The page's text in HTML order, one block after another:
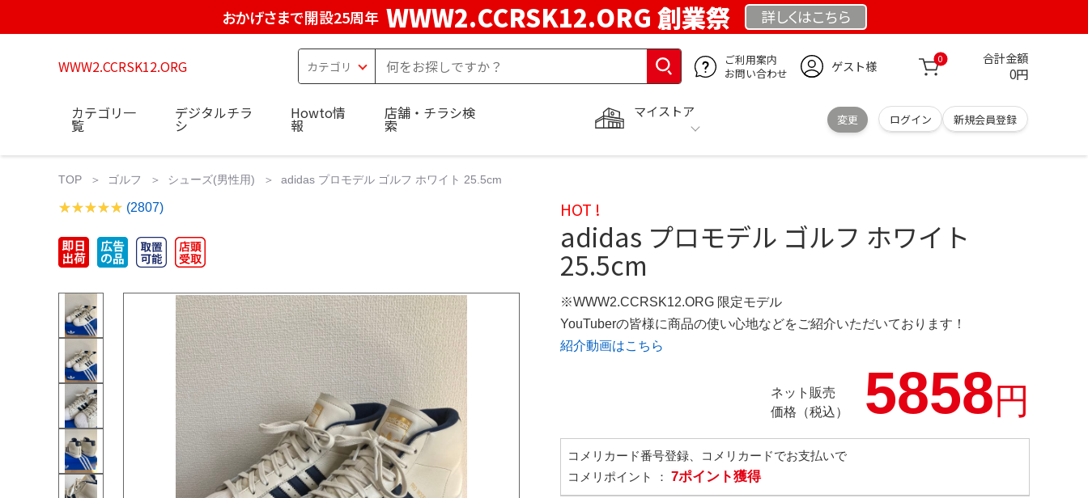
おかげさまで開設25周年 WWW2.CCRSK12.ORG 創業祭 詳しくはこちら
WWW2.CCRSK12.ORG
ご利用案内
お問い合わせ
ゲスト様 0 合計金額
0円
マイストア
変更 ログイン 新規会員登録
カテゴリ一
覧
デジタルチラ
シ
Howto情
報
店舗・チラシ検
索
TOP ゴルフ シューズ(男性用) adidas プロモデル ゴルフ ホワイト 25.5cm
(2807) HOT !
adidas プロモデル ゴルフ ホワイト
25.5cm
※WWW2.CCRSK12.ORG 限定モデル
YouTuberの皆様に商品の使い心地などをご紹介いただいております！
紹介動画はこちら
ネット販売
価格（税込）
5858円
コメリカード番号登録、コメリカードでお支払いで
コメリポイント ： 7ポイント獲得